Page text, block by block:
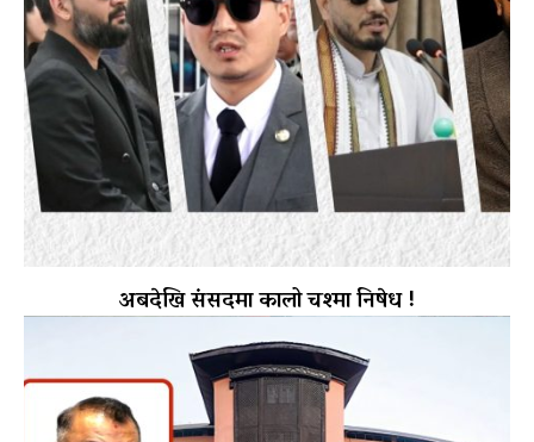
अबदेखि संसदमा कालो चश्मा निषेध !